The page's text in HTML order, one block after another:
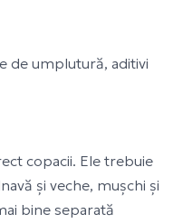
de umplutură, aditivi
copacii. Ele trebuie
și veche, mușchi și
bine separată